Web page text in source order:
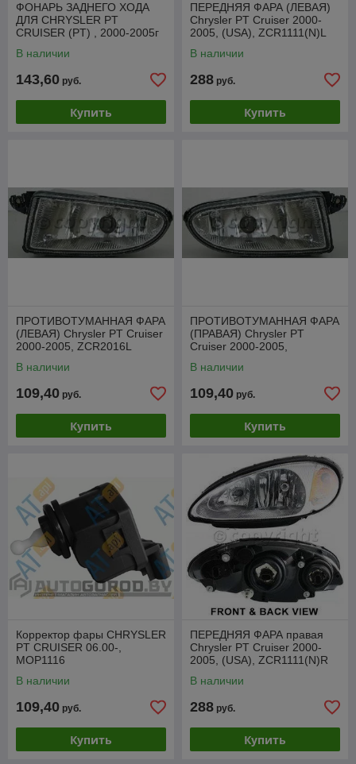
ФОНАРЬ ЗАДНЕГО ХОДА
ДЛЯ CHRYSLER PT
CRUISER (PT) , 2000-2005г
В наличии
143,60 руб.
Купить
ПЕРЕДНЯЯ ФАРА (ЛЕВАЯ)
Chrysler PT Cruiser 2000-
2005, (USA), ZCR1111(N)L
В наличии
288 руб.
Купить
ПРОТИВОТУМАННАЯ ФАРА
(ЛЕВАЯ) Chrysler PT Cruiser
2000-2005, ZCR2016L
В наличии
109,40 руб.
Купить
ПРОТИВОТУМАННАЯ ФАРА
(ПРАВАЯ) Chrysler PT
Cruiser 2000-2005,
В наличии
109,40 руб.
Купить
Корректор фары CHRYSLER
PT CRUISER 06.00-,
MOP1116
В наличии
109,40 руб.
Купить
ПЕРЕДНЯЯ ФАРА правая
Chrysler PT Cruiser 2000-
2005, (USA), ZCR1111(N)R
В наличии
288 руб.
Купить